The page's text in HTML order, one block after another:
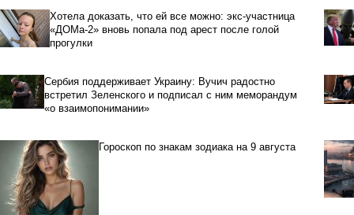
Хотела доказать, что ей все можно: экс-участница
«ДОМа-2» вновь попала под арест после голой
прогулки
Сербия поддерживает Украину: Вучич радостно
встретил Зеленского и подписал с ним меморандум
«о взаимопонимании»
Гороскоп по знакам зодиака на 9 августа